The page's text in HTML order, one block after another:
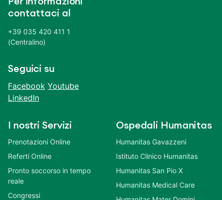
contattaci al
+39 035 420 411 1
(Centralino)
Seguici su
Facebook Youtube
LinkedIn
I nostri Servizi
Prenotazioni Online
Referti Online
Pronto soccorso in tempo
reale
Congressi
Ospedali Humanitas
Humanitas Gavazzeni
Istituto Clinico Humanitas
Humanitas San Pio X
Humanitas Medical Care